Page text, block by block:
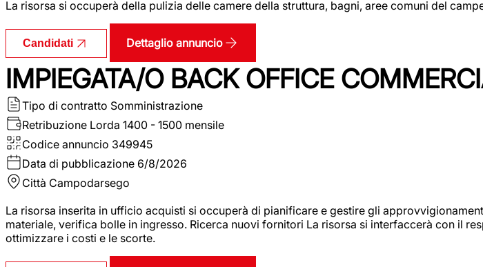
La risorsa si occuperà della pulizia delle camere della struttura, bagni, aree comuni del
Candidati Dettaglio annuncio
IMPIEGATA/O BACK OFFICE
Tipo di contratto Somministrazione
Retribuzione Lorda 1400 - 1500 mensile
Codice annuncio 349945
Data di pubblicazione 6/8/2026
Città Campodarsego
La risorsa inserita in ufficio acquisti si occuperà di pianificare e gestire gli
materiale, verifica bolle in ingresso. Ricerca nuovi fornitori La risorsa si interfaccerà con il
ottimizzare i costi e le scorte.